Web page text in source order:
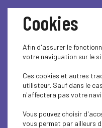
Cookies
Afin d'assurer le
votre naviguation sur le
Ces cookies et autres
utilisteur. Sauf dans le
n'affectera pas votre
Vous pouvez choisir
vous permet par ailleurs